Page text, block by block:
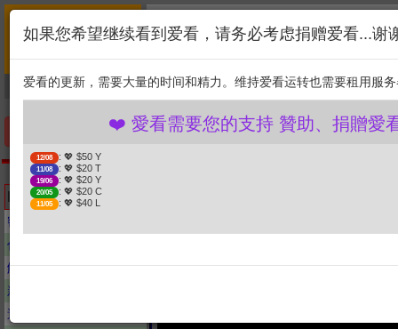
新闻
综艺 剧集
捐贈幫助
❤️ 愛看需要您的支持 贊
: 💖 $50 Y
11/08
19/06 : 💖 $20 Y
2. 点击捐赠
Latest updates
密室大逃脱
你好, 星期六
解码陈文茜
08-08
新聞大白話
週末大爆卦
如果您希望继续看到爱看，请务必考虑捐赠爱看...谢
爱看的更新，需要大量的时间和精力。维持爱看运转也需要租用服
❤️ 愛看需要您的支持 贊助、捐贈愛看
12/08 : 💖 $50 Y
11/08 : 💖 $20 T
19/06 : 💖 $20 Y
20/05 : 💖 $20 C
11/05 : 💖 $40 L